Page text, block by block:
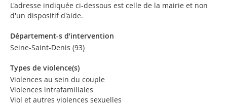
L'adresse indiquée ci-dessous est celle de la mairie et non
d'un dispositif d'aide.
Département-s d’intervention
Seine-Saint-Denis (93)
Types de violence(s)
Violences au sein du couple
Violences intrafamiliales
Viol et autres violences sexuelles